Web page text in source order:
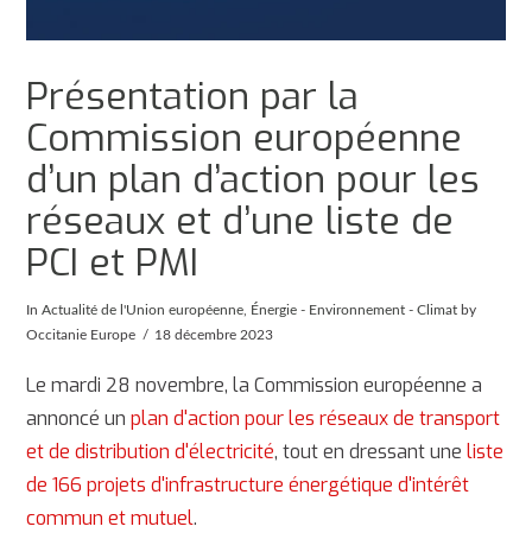
Présentation par la
Commission européenne
d’un plan d’action pour les
réseaux et d’une liste de
PCI et PMI
InActualité de l'Union européenne Énergie - Environnement - Climat by
Occitanie Europe
18 décembre 2023
Le mardi 28 novembre, la Commission européenne a
annoncé unplan d'action pour les réseaux de transport
et de distribution d'électricité, tout en dressant uneliste
de 166 projets d'infrastructure énergétique d'intérêt
commun et mutuel.